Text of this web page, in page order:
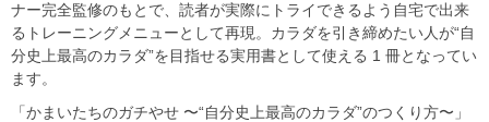
ナー完全監修のもとで、読者が実際にトライできるよう自宅で出来
るトレーニングメニューとして再現。カラダを引き締めたい人が“自
分史上最高のカラダ”を目指せる実用書として使える 1 冊となってい
ます。
「かまいたちのガチやせ 〜“自分史上最高のカラダ”のつくり方〜」